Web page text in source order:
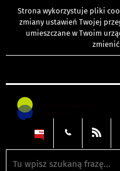
Strona wykorzystuje pliki
zmiany ustawień Twojej
umieszczane w Twoim